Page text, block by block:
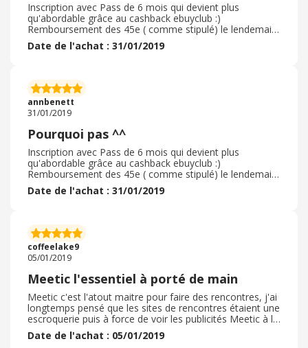
Inscription avec Pass de 6 mois qui devient plus
qu'abordable grâce au cashback ebuyclub :)
Remboursement des 45e ( comme stipulé) le lendemain
même de l'inscription / paiement CB) ... LE TOP du
sérieux et de la rapidité! Merci aux 2 sites ! ! Cela est plus
incontournables... Bref, votre offre cashback permet à
moindre frais de "tester" le site Meetic et de laisser le
temps agir ... . . ou du moins, se faire un avis sur 6 mois)
... . Donc, je conseille ^^
Date de l'achat : 31/01/2019
annbenett
31/01/2019
Pourquoi pas ^^
Inscription avec Pass de 6 mois qui devient plus
qu'abordable grâce au cashback ebuyclub :)
Remboursement des 45e ( comme stipulé) le lendemain
même de l'inscription / paiement CB) ... LE TOP du
sérieux et de la rapidité! Merci aux 2 sites ! ! Cela est plus
incontournables... Bref, votre offre cashback permet à
moindre frais de "tester" le site Meetic et de laisser le
temps agir ... . . ou du moins, se faire un avis sur 6 mois)
... . Donc, je conseille ^^
Date de l'achat : 31/01/2019
coffeelake9
05/01/2019
Meetic l'essentiel à porté de main
Meetic c'est l'atout maitre pour faire des rencontres, j'ai
longtemps pensé que les sites de rencontres étaient une
escroquerie puis à force de voir les publicités Meetic à la
télé, j'ai fini par tenter l'expérience. J'ai depuis rencontré
ma femme sur le site... J'ai été impressionné par le
Date de l'achat : 05/01/2019